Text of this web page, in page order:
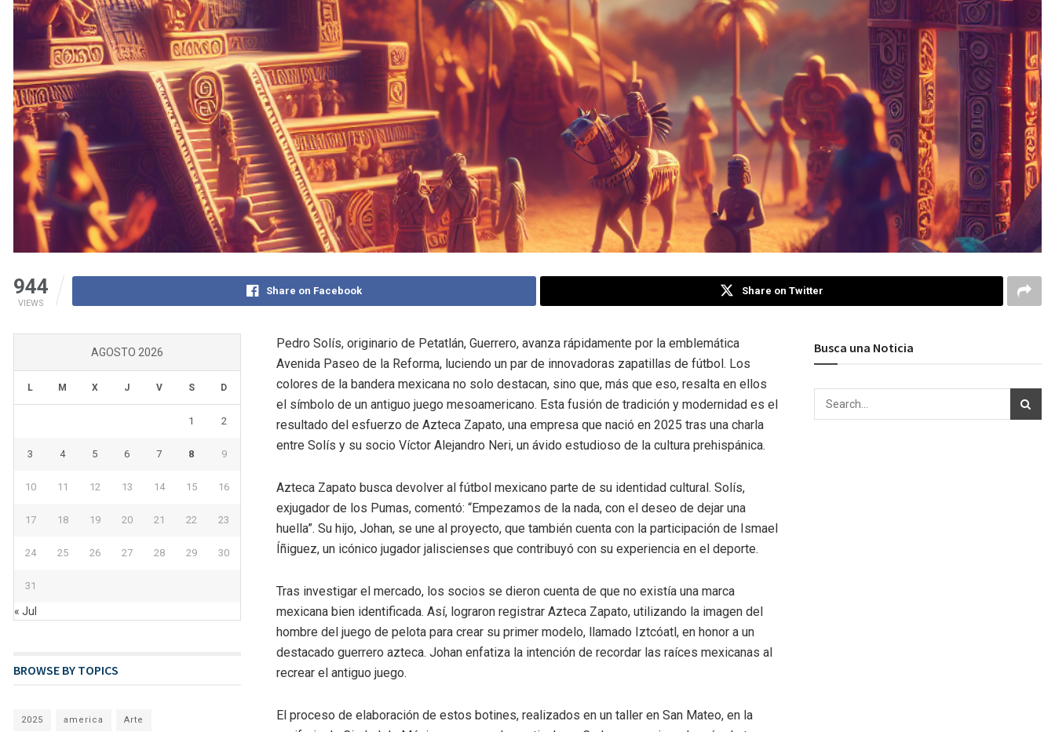
944
VIEWS
Share on Facebook Share on Twitter
Pedro Solís, originario de Petatlán, Guerrero, avanza rápidamente por la emblemática
Avenida Paseo de la Reforma, luciendo un par de innovadoras zapatillas de fútbol. Los
colores de la bandera mexicana no solo destacan, sino que, más que eso, resalta en ellos
el símbolo de un antiguo juego mesoamericano. Esta fusión de tradición y modernidad es el
resultado del esfuerzo de Azteca Zapato, una empresa que nació en 2025 tras una charla
entre Solís y su socio Víctor Alejandro Neri, un ávido estudioso de la cultura prehispánica.
Azteca Zapato busca devolver al fútbol mexicano parte de su identidad cultural. Solís,
exjugador de los Pumas, comentó: “Empezamos de la nada, con el deseo de dejar una
huella”. Su hijo, Johan, se une al proyecto, que también cuenta con la participación de Ismael
Íñiguez, un icónico jugador jaliscienses que contribuyó con su experiencia en el deporte.
Tras investigar el mercado, los socios se dieron cuenta de que no existía una marca
mexicana bien identificada. Así, lograron registrar Azteca Zapato, utilizando la imagen del
hombre del juego de pelota para crear su primer modelo, llamado Iztcóatl, en honor a un
destacado guerrero azteca. Johan enfatiza la intención de recordar las raíces mexicanas al
recrear el antiguo juego.
El proceso de elaboración de estos botines, realizados en un taller en San Mateo, en la
AGOSTO 2026
L M X J V S D
1 2
3 4 5 6 7 8 9
10 11 12 13 14 15 16
17 18 19 20 21 22 23
24 25 26 27 28 29 30
31
« Jul
BROWSE BY TOPICS
2025 america Arte
Busca una Noticia